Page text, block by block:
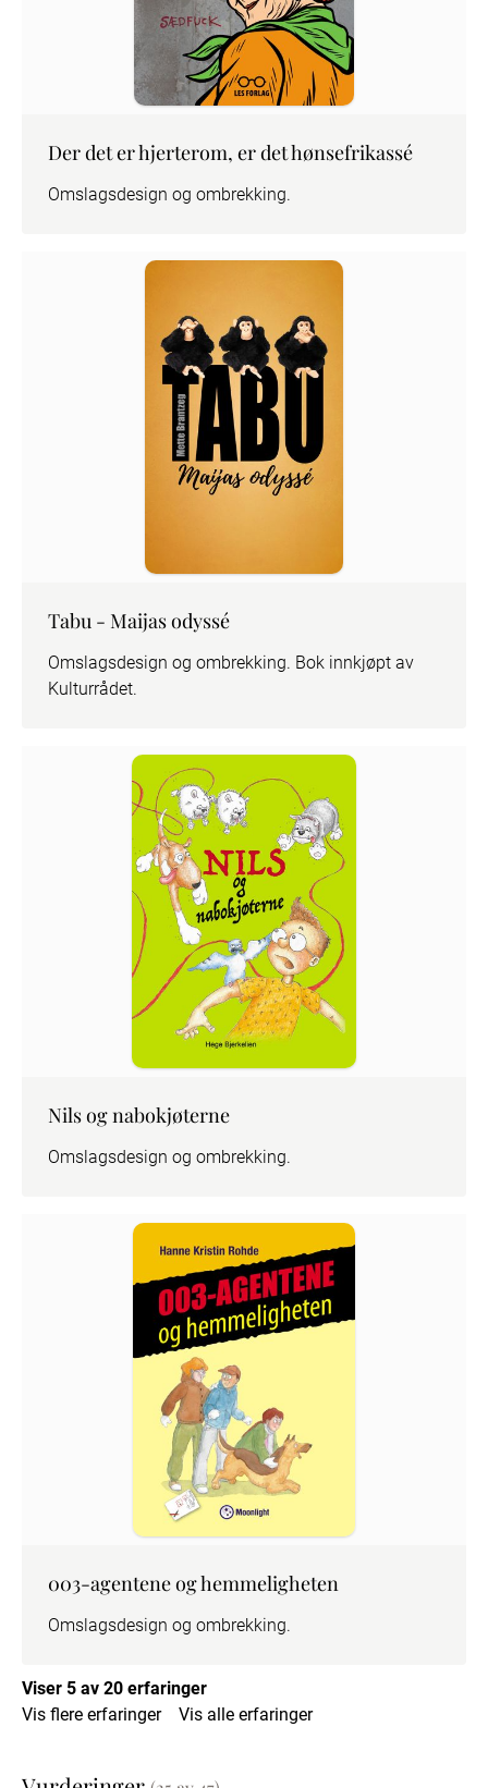
Der det er hjerterom, er det hønsefrikassé
Omslagsdesign og ombrekking.
Tabu - Maijas odyssé
Omslagsdesign og ombrekking. Bok innkjøpt av
Kulturrådet.
Nils og nabokjøterne
Omslagsdesign og ombrekking.
003-agentene og hemmeligheten
Omslagsdesign og ombrekking.
Viser 5 av 20 erfaringer
Vis flere erfaringer
Vis alle erfaringer